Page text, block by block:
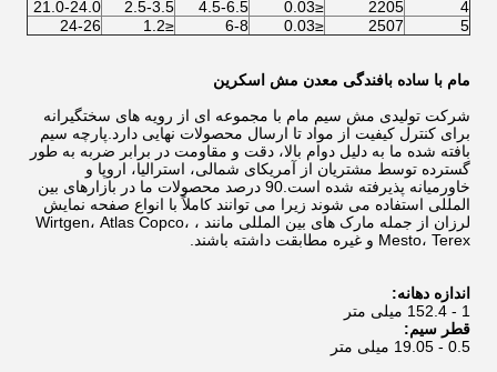
4
2205
≤0.03
4.5-6.5
2.5-3.5
21.0-24.0
5
2507
≤0.03
6-8
≤1.2
24-26
مام با ساده بافندگی معدن مش اسکرین
شرکت تولیدی مش سیم مام با مجموعه ای از رویه های سختگیرانه
برای کنترل کیفیت از مواد تا ارسال محصولات نهایی دارد.پارچه سیم
بافته شده ما به دلیل دوام بالا، دقت و مقاومت در برابر ضربه به طور
گسترده توسط مشتریان از آمریکای شمالی، استرالیا، اروپا و
خاورمیانه پذیرفته شده است.90 درصد محصولات ما در بازارهای بین
المللی استفاده می شوند زیرا می توانند کاملاً با انواع صفحه نمایش
لرزان از جمله مارک های بین المللی مانند Wirtgen، Atlas Copco، ،
Mesto، Terex و غیره مطابقت داشته باشند.
اندازه دهانه:
1 - 152.4 میلی متر
قطر سیم:
0.5 - 19.05 میلی متر